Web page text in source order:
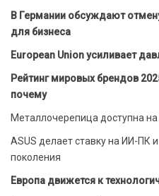
В Германии обсуждают
для бизнеса
European Union усиливает
Рейтинг мировых брендов
почему
Металлочерепица доступна
ASUS делает ставку на ИИ-ПК
поколения
Европа движется к